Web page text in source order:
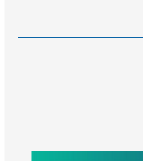
fejlesztés